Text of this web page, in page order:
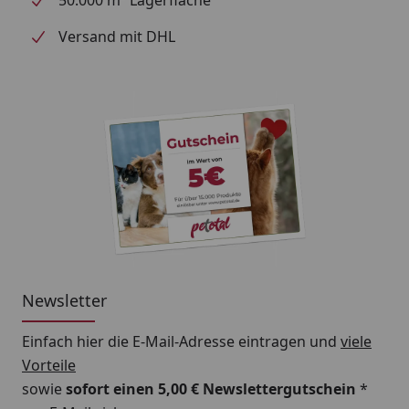
Belohnung, die Liebe und Vitalität vereint.
Versand mit DHL
Newsletter
Einfach hier die E-Mail-Adresse eintragen und viele
Vorteile
sowiesofort einen 5,00 € Newslettergutschein *